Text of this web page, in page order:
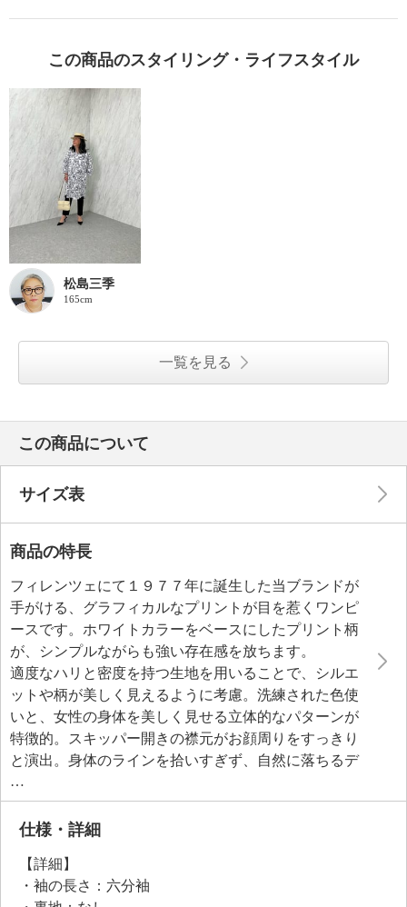
この商品のスタイリング・ライフスタイル
松島三季
165cm
一覧を見る
この商品について
サイズ表
商品の特長
フィレンツェにて１９７７年に誕生した当ブランドが
手がける、グラフィカルなプリントが目を惹くワンピ
ースです。ホワイトカラーをベースにしたプリント柄
が、シンプルながらも強い存在感を放ちます。
適度なハリと密度を持つ生地を用いることで、シルエ
ットや柄が美しく見えるように考慮。洗練された色使
いと、女性の身体を美しく見せる立体的なパターンが
特徴的。スキッパー開きの襟元がお顔周りをすっきり
と演出。身体のラインを拾いすぎず、自然に落ちるデ
ザインなので幅広い体形の方にフィットしやすいもの
魅力的です。
仕様・詳細
【詳細】
・袖の長さ：六分袖